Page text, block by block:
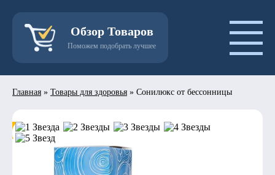
Обзор Товаров
Поможем подобрать лучшее
Главная » Товары для здоровья » Сонилюкс от бессонницы
- 50%